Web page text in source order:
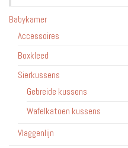
Babykamer
Accessoires
Boxkleed
Sierkussens
Gebreide kussens
Wafelkatoen kussens
Vlaggenlijn